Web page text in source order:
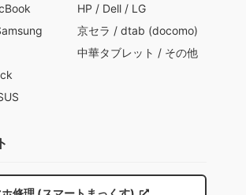
HP / Dell / LG
京セラ / dtab (docomo)
中華タブレット / その他